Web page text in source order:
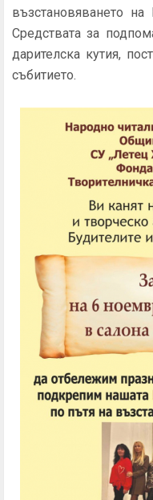
възстановяването на
Средствата за
дарителска кутия,
събитието.